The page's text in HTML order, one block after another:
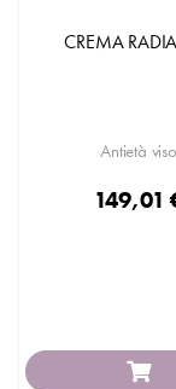
CREMA
Antietà viso
149,01